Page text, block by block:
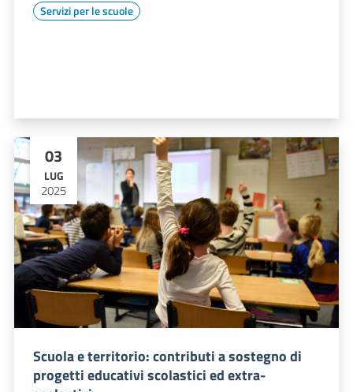
Servizi per le scuole
03
LUG
2025
Scuola e territorio: contributi a sostegno di
progetti educativi scolastici ed extra-